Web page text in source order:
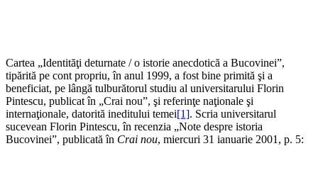
Cartea „Identităţi deturnate / o istorie anecdotică a Bucovinei”,
tipărită pe cont propriu, în anul 1999, a fost bine primită şi a
beneficiat, pe lângă tulburătorul studiu al universitarului Florin
Pintescu, publicat în „Crai nou”, şi referinţe naţionale şi
internaţionale, datorită ineditului temei[1]. Scria universitarul
sucevean Florin Pintescu, în recenzia „Note despre istoria
Bucovinei”, publicată în Crai nou, miercuri 31 ianuarie 2001, p. 5: